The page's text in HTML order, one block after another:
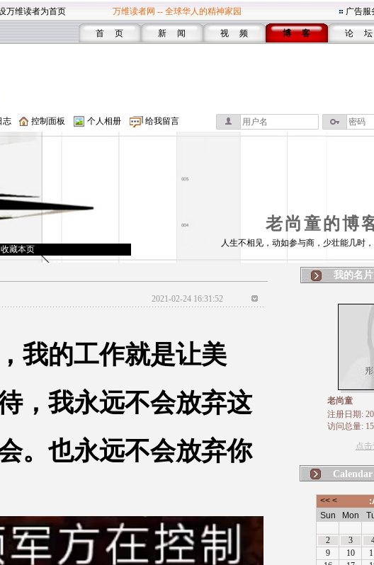
万维读者为首页 万维读者网 -- 全球华人的精神家园 广告服
首 页 新 闻 视 频 博 客 论 坛
志 控制面板 个人相册 给我留言
老尚童的博
收藏本页
人生不相见，动如参与商，少壮能几时，
2021-02-24 16:31:52
我的工作就是让美
，我永远不会放弃这
。也永远不会放弃你
我的名片
老尚童
注册日期:
访问总量:
点
Calendar